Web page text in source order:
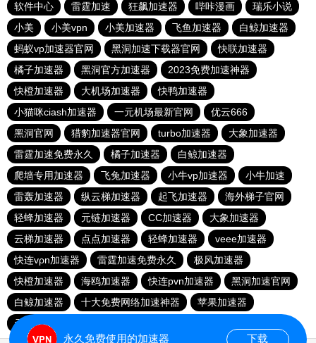
软件中心
雷霆加速 狂飙加速器 哔咔漫画
瑞乐小说
小美
小美vpn 小美加速器 飞鱼加速器
白鲸加速器
蚂蚁vp加速器官网
黑洞加速下载器官网
快联加速器
橘子加速器
黑洞官方加速器
2023免费加速神器
快橙加速器
大机场加速器
快鸭加速器
小猫咪ciash加速器
一元机场最新官网
优云666
黑洞官网
猎豹加速器官网 turbo加速器
大象加速器
雷霆加速免费永久
橘子加速器
白鲸加速器
爬墙专用加速器
飞兔加速器 小牛vp加速器
小牛加速
雷轰加速器
纵云梯加速器 起飞加速器
海外梯子官网
轻蜂加速器
元链加速器 CC加速器
大象加速器
云梯加速器
点点加速器 轻蜂加速器
veee加速器
快连vρn加速器
雷霆加速免费永久
极风加速器
快橙加速器
海鸥加速器 快连pvn加速器
黑洞加速官网
白鲸加速器
十大免费网络加速神器
苹果加速器
元链加速器
永久免费使用的加速器 下载